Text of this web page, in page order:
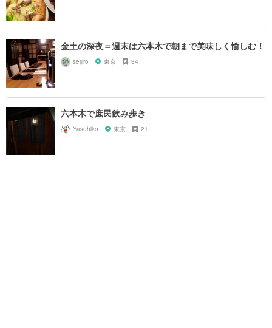
金土の深夜＝週末は六本木で朝まで美味しく愉しむ！
seijiro 東京 34
六本木で庶民飲み歩き
Yasuhiko 東京 21